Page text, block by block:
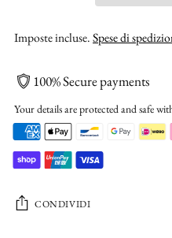
Imposte incluse.Spese di
100% Secure payments
Your details are protected and safe
CONDIVIDI